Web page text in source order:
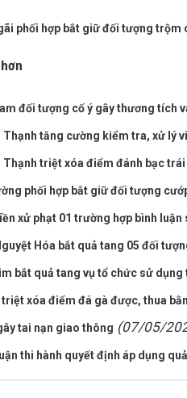
phối hợp bắt giữ đối tượng trộm
đối tượng cố ý gây thương tích
Thạnh tăng cường kiểm tra, xử lý
Thạnh triệt xóa điểm đánh bạc trái
phối hợp bắt giữ đối tượng
xử phạt 01 trường hợp bình
Hóa bắt quả tang 05 đối
bắt quả tang vụ tổ chức sử
triệt xóa điểm đá gà được, thua
tai nạn giao thông (07/05/
thi hành quyết định áp dụng